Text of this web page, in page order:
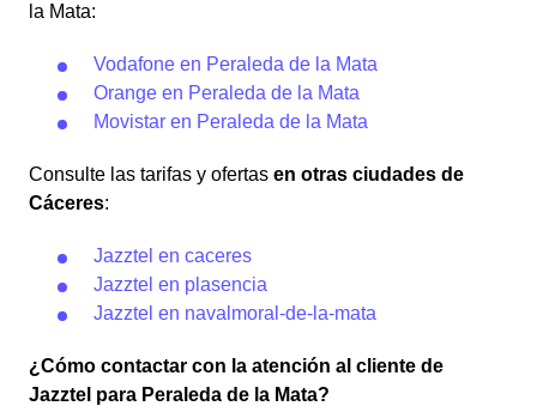
la Mata:
Vodafone en Peraleda de la Mata
Orange en Peraleda de la Mata
Movistar en Peraleda de la Mata
Consulte las tarifas y ofertas en otras ciudades de
Cáceres:
Jazztel en caceres
Jazztel en plasencia
Jazztel en navalmoral-de-la-mata
¿Cómo contactar con la atención al cliente de
Jazztel para Peraleda de la Mata?